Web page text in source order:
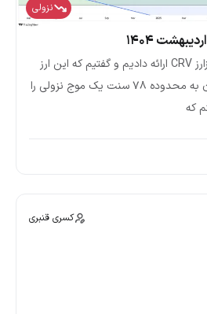
نزولی
پیش از این تحلیلی از رمزارز CRV‌ ارائه دادیم و گفتیم که این ارز
دیجیتال می‌تواند با رسیدن به محدوده ۷۸ سنت یک موج نزولی را
که
کسری قنبری